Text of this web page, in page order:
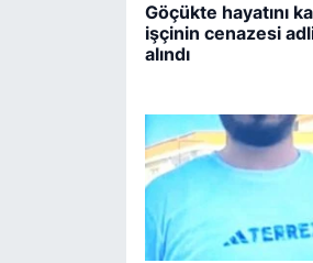
Göçükte hayatını
işçinin cenazesi
alındı